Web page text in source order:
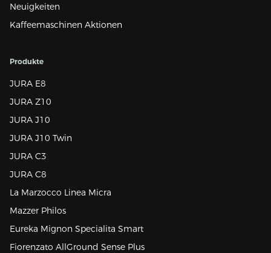
Neuigkeiten
Kaffeemaschinen Aktionen
Produkte
JURA E8
JURA Z10
JURA J10
JURA J10 Twin
JURA C3
JURA C8
La Marzocco Linea Micra
Mazzer Philos
Eureka Mignon Specialita Smart
Fiorenzato AllGround Sense Plus